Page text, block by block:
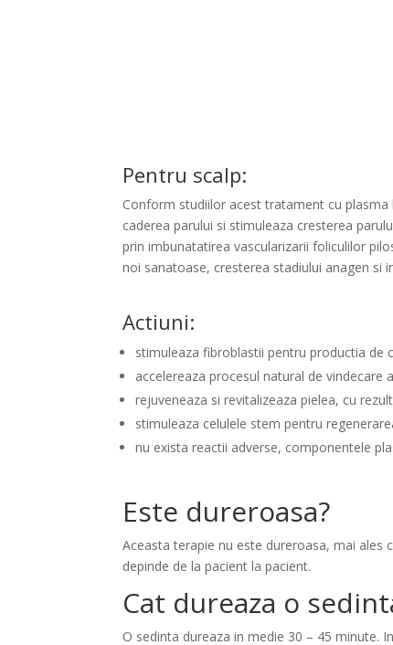
Pentru scalp:
Conform studiilor acest tratament cu
caderea parului si stimuleaza cresterea
prin imbunatatirea vascularizarii foliculilor
noi sanatoase, cresterea stadiului anagen si
Actiuni:
stimuleaza fibroblastii pentru productia de
accelereaza procesul natural de vindecare
rejuveneaza si revitalizeaza pielea, cu
stimuleaza celulele stem pentru
nu exista reactii adverse, componentele
Este dureroasa?
Aceasta terapie nu este dureroasa, mai ales
depinde de la pacient la pacient.
Cat dureaza o
O sedinta dureaza in medie 30 – 45 minute.